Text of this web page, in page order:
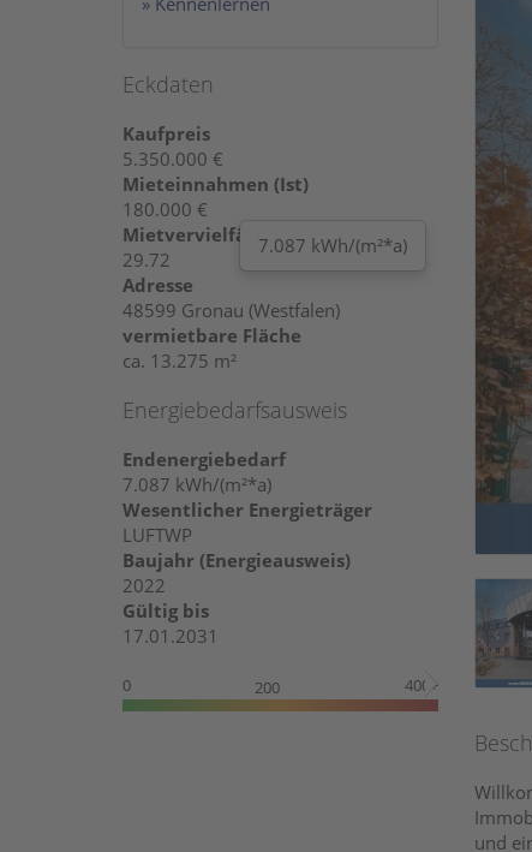
Eckdaten
Kaufpreis
5.350.000 €
Mieteinnahmen (Ist)
180.000 €
Mietvervielfältiger (Soll)
29.72
Adresse
48599 Gronau (Westfalen)
vermietbare Fläche
ca. 13.275 m²
Energiebedarfsausweis
Endenergiebedarf
7.087 kWh/(m²*a)
Wesentlicher Energieträger
LUFTWP
Baujahr (Energieausweis)
2022
Gültig bis
17.01.2031
0 200 400+
7.087 kWh/(m²*a)
und